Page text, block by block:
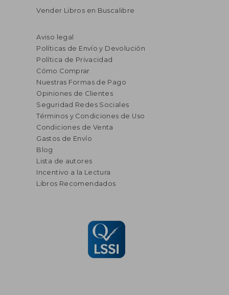
Vender Libros en Buscalibre
Aviso legal
Políticas de Envío y Devolución
Política de Privacidad
Cómo Comprar
Nuestras Formas de Pago
Opiniones de Clientes
Seguridad Redes Sociales
Términos y Condiciones de Uso
Condiciones de Venta
Gastos de Envío
Blog
Lista de autores
Incentivo a la Lectura
Libros Recomendados